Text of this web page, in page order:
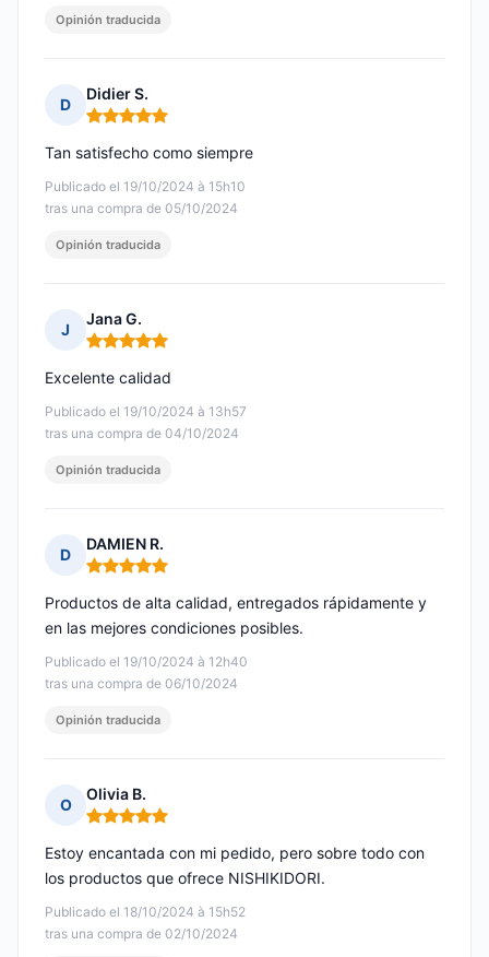
Opinión traducida
D
Didier S.
Nota: 5 de 5
Publicado el 19/10/2024 à 15h10
tras una compra de 05/10/2024
Tan satisfecho como siempre
Opinión traducida
J
Jana G.
Nota: 5 de 5
Publicado el 19/10/2024 à 13h57
tras una compra de 04/10/2024
Excelente calidad
Opinión traducida
D
DAMIEN R.
Nota: 5 de 5
Publicado el 19/10/2024 à 12h40
tras una compra de 06/10/2024
Productos de alta calidad, entregados rápidamente y
en las mejores condiciones posibles.
Opinión traducida
O
Olivia B.
Nota: 5 de 5
Publicado el 18/10/2024 à 15h52
tras una compra de 02/10/2024
Estoy encantada con mi pedido, pero sobre todo con
los productos que ofrece NISHIKIDORI.